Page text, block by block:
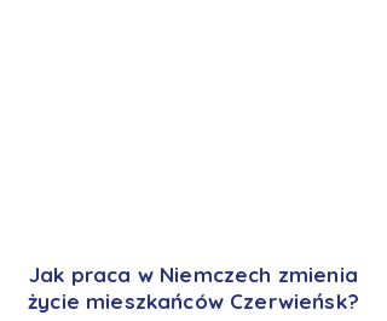
Jak praca w Niemczech zmienia
życie mieszkańców Czerwieńsk?